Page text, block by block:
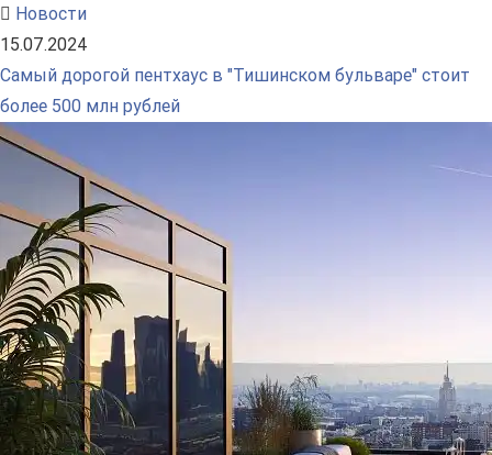
Новости
15.07.2024
Самый дорогой пентхаус в "Тишинском бульваре" стоит
более 500 млн рублей